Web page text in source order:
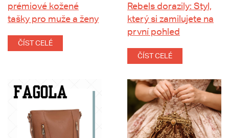
prémiové kožené
tašky pro muže a ženy
ČÍST CELÉ
Rebels dorazily: Styl,
který si zamilujete na
první pohled
ČÍST CELÉ